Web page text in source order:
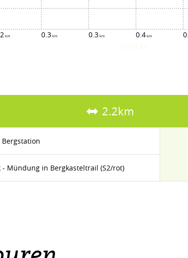
0.3 0.3 0.4
2.2km
Bergstation
- Mündung in Bergkasteltrail (S2/rot)